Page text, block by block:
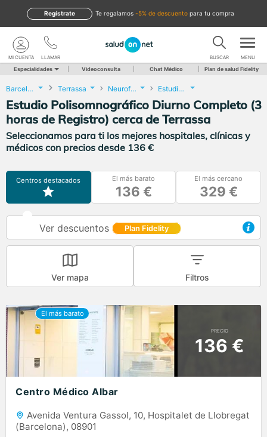
te regalamos -5% de descuento para tu compra
Regístrate
LLAMAR
MI CUENTA BUSCAR MENU
Especialidades Videoconsulta Chat Médico Plan de salud Fidelity
Barcelona Terrassa Neurofisiología Clínica Estudio Polisomnográfico Diurno Completo (3 horas de Registro)
Estudio Polisomnográfico Diurno Completo (3
horas de Registro) cerca de Terrassa
Seleccionamos para ti los mejores hospitales, clínicas y
médicos con precios desde 136 €
Centros destacados El más barato
136 €
El más cercano
329 €
Ver descuentos Plan Fidelity
Ver mapa Filtros
PRECIO
136 €
Centro Médico Albar
Avenida Ventura Gassol, 10, Hospitalet de Llobregat
(Barcelona), 08901